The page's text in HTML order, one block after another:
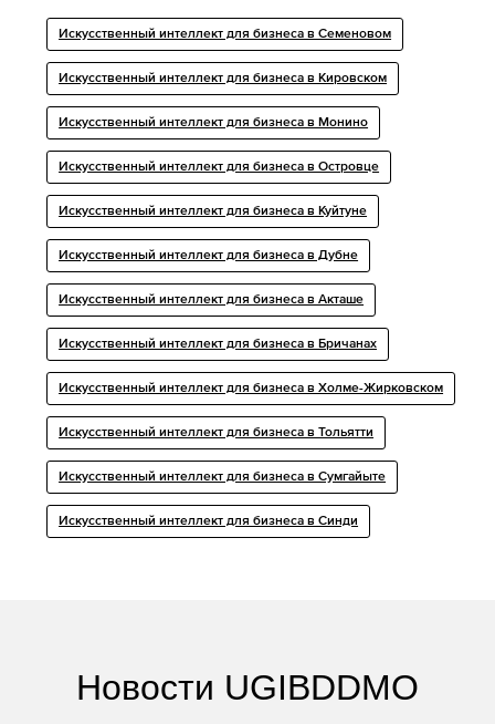
Искусственный интеллект для бизнеса в Семеновом
Искусственный интеллект для бизнеса в Кировском
Искусственный интеллект для бизнеса в Монино
Искусственный интеллект для бизнеса в Островце
Искусственный интеллект для бизнеса в Куйтуне
Искусственный интеллект для бизнеса в Дубне
Искусственный интеллект для бизнеса в Акташе
Искусственный интеллект для бизнеса в Бричанах
Искусственный интеллект для бизнеса в Холме-Жирковском
Искусственный интеллект для бизнеса в Тольятти
Искусственный интеллект для бизнеса в Сумгайыте
Искусственный интеллект для бизнеса в Синди
Новости UGIBDDMO